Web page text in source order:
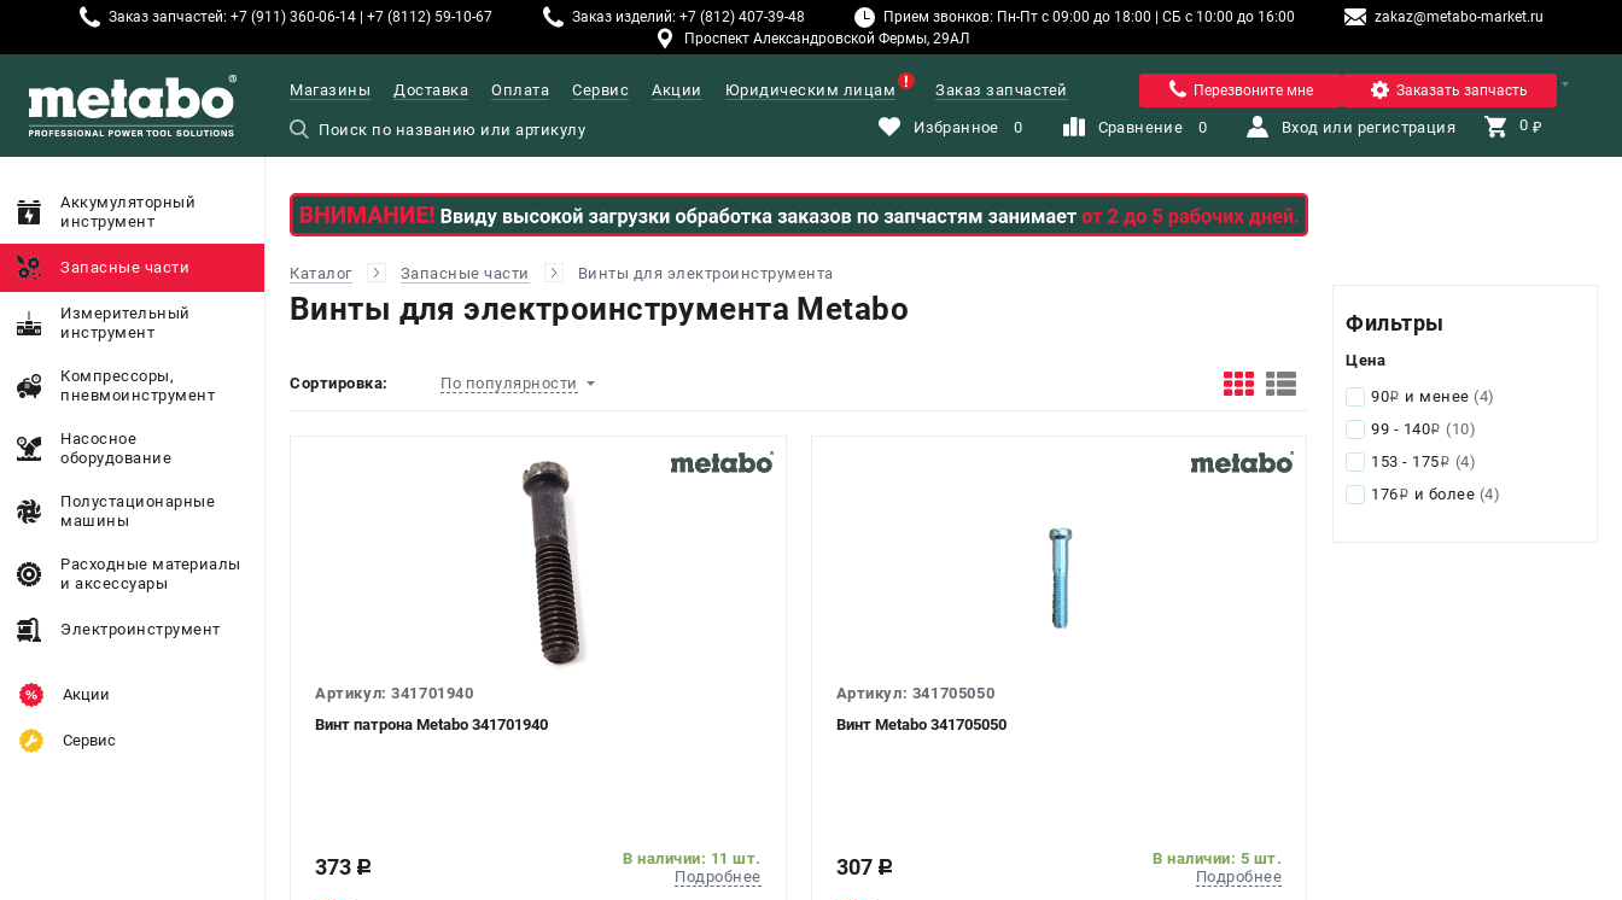
Заказ запчастей: +7 (911) 360-06-14 | +7 (8112) 59-10-67 Заказ изделий: +7 (812) 407-39-48 Прием звонков: Пн-Пт с 09:00 до 18:00 | СБ с 10:00 до 16:00
zakaz@metabo-market.ru
Проспект Александровской Фермы, 29АЛ
Санкт-Петербург
Магазины Доставка Оплата Сервис Акции Юридическим лицам Заказ запчастей Перезвоните мне Заказать запчасть
Избранное 0 Сравнение 0 Вход или регистрация 0 ₽
Аккумуляторный
инструмент
Запасные части
Измерительный
инструмент
Компрессоры,
пневмоинструмент
Насосное
оборудование
Полустационарные
машины
Расходные материалы
и аксессуары
Электроинструмент
Акции
Сервис
Каталог Запасные части Винты для электроинструмента
Винты для электроинструмента Metabo
Сортировка: По популярности
Артикул: 341701940
Винт патрона Metabo 341701940
373 c
В наличии: 11 шт.
Подробнее
Артикул: 341705050
Винт Metabo 341705050
307 c
В наличии: 5 шт.
Подробнее
Фильтры
Цена
90i и менее (4)
99 - 140i (10)
153 - 175i (4)
176i и более (4)